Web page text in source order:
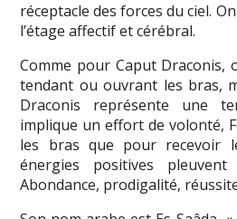
réceptacle des forces du ciel.
l’étage affectif et cérébral.
Comme pour Caput
tendant ou ouvrant les bras,
Draconis représente une
implique un effort de volonté,
les bras que pour recevoir
énergies positives
Abondance, prodigalité,